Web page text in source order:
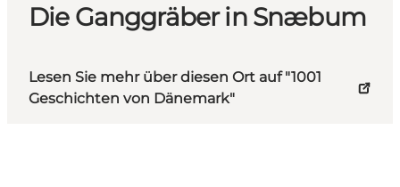
Die Ganggräber in Snæbum
Lesen Sie mehr über diesen Ort auf "1001
Geschichten von Dänemark"